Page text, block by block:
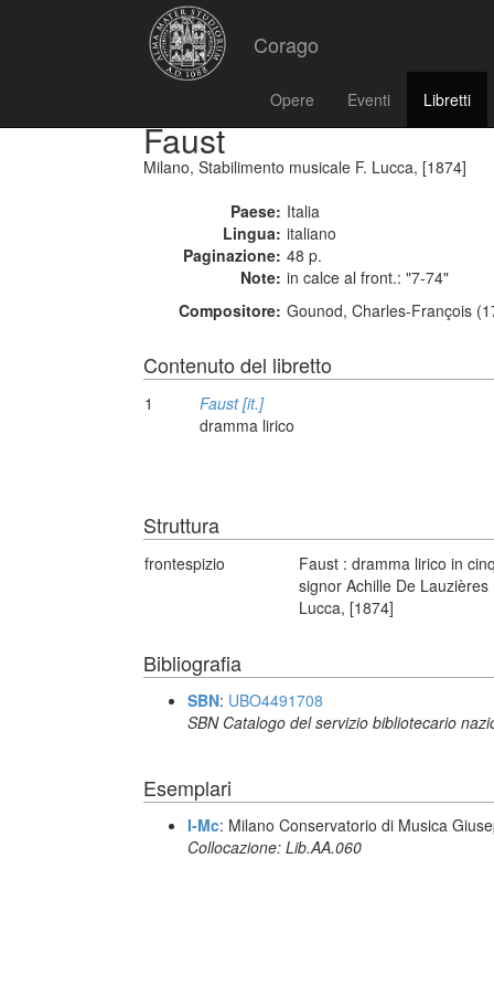
Corago
Opere Eventi Libretti
Faust
Milano, Stabilimento musicale F. Lucca, [1874]
Paese: Italia
Lingua: italiano
Paginazione: 48 p.
Note: in calce al front.: "7-74"
Compositore: Gounod, Charles-François
Contenuto del libretto
1
Faust [it.]
dramma lirico
Struttura
frontespizio
Faust : dramma lirico in
signor Achille De
Lucca, [1874]
Bibliografia
SBN: UBO4491708
SBN Catalogo del servizio bibliotecario
Esemplari
I-Mc: Milano Conservatorio di Musica
Collocazione: Lib.AA.060